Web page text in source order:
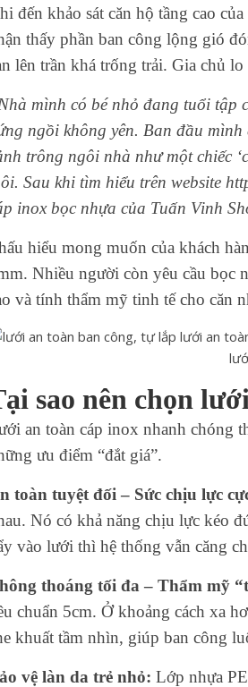
đến khảo sát căn hộ tầng cao
thấy phần ban công lộng gió
lên trần khá trống trải. Gia chủ lo
mình có bé nhỏ đang tuổi tập
ngồi không yên. Ban đầu
trông ngôi nhà như một chiếc
Sau khi tìm hiểu trên website
inox bọc nhựa của Tuấn Vinh
hiểu mong muốn của khách
Nhiều người còn yêu cầu bọc
và tính thẩm mỹ tinh tế cho căn
sao nên chọn
an toàn cáp inox nhanh chóng
ưu điểm “đắt giá”.
toàn tuyệt đối – Sức chịu lực
Nó có khả năng chịu lực kéo
vào lưới thì hệ thống vẫn căng
thoáng tối đa – Thẩm mỹ
chuẩn 5cm. Ở khoảng cách xa
khuất tầm nhìn, giúp ban công
vệ làn da trẻ nhỏ: Lớp nhựa